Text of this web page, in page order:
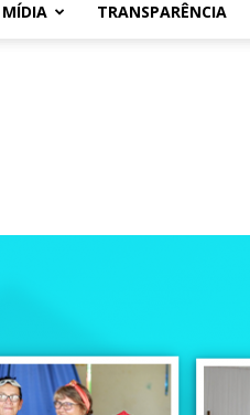
MÍDIA TRANSPARÊNCIA